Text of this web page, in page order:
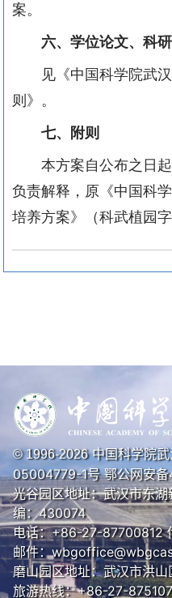
案。
六、学位论文、科
见《中国科学院武汉
则》。
七、附则
本方案自公布之日起
负责解释，原《中国科
培养方案》（科武植园
© 1996-2026中国科学院
05004779-1号鄂公网安
光谷园区地址：武汉市东
编：430074
电话：+86-27-87700812
邮件：
磨山园区地址：武汉市洪山
旅游热线：+86-27-